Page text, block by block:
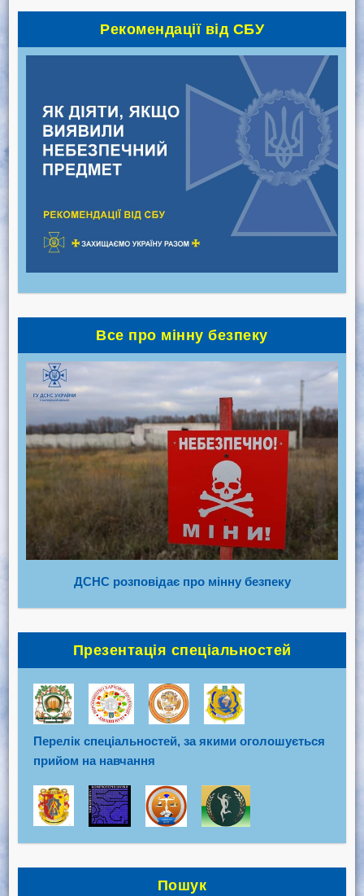
Рекомендації від СБУ
Все про мінну безпеку
ДСНС розповідає про мінну безпеку
Презентація спеціальностей
Перелік спеціальностей, за якими оголошується
прийом на навчання
Пошук